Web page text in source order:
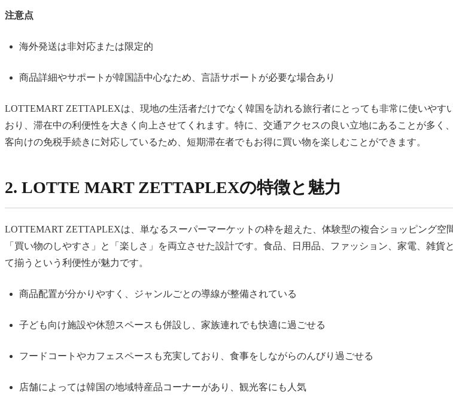
注意点
海外発送は非対応または限定的
商品詳細やサポートが韓国語中心なため、言語サポートが必要な場合あり
LOTTEMART ZETTAPLEXは、現地の生活者だけでなく韓国を訪れる旅行者にとっても非常に使いや
おり、滞在中の利便性を大きく向上させてくれます。特に、交通アクセスの良い立地にあることが多
客向けの免税手続きに対応しているため、短期滞在者でもお得に買い物を楽しむことができます。
2. LOTTE MART ZETTAPLEXの特徴と魅力
LOTTEMART ZETTAPLEXは、単なるスーパーマーケットの枠を超えた、体験型の複合ショッピング
「買い物のしやすさ」と「楽しさ」を両立させた設計です。食品、日用品、ファッション、家電、雑
て揃うという利便性が魅力です。
商品配置が分かりやすく、ジャンルごとの導線が整備されている
子ども向け施設や休憩スペースも併設し、家族連れでも快適に過ごせる
フードコートやカフェスペースも充実しており、食事をしながらのんびり過ごせる
店舗によっては韓国の地域特産品コーナーがあり、観光客にも人気